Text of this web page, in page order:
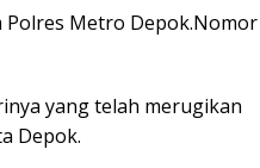
Metro Depok.Nomor
yang telah merugikan
Depok.